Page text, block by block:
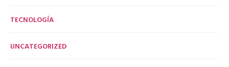
TECNOLOGÍA
UNCATEGORIZED